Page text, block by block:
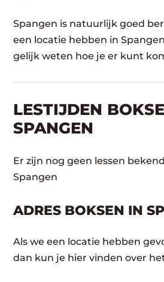
Spangen is natuurlijk goed
een locatie hebben in
gelijk weten hoe je er kunt
LESTIJDEN
SPANGEN
Er zijn nog geen lessen
Spangen
ADRES BOKSEN IN
Als we een locatie hebben
dan kun je hier vinden over